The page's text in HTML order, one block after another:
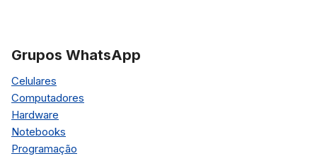
Grupos WhatsApp
Celulares
Computadores
Hardware
Notebooks
Programação